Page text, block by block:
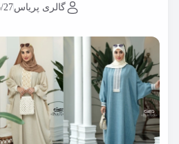
گالری پریاس27